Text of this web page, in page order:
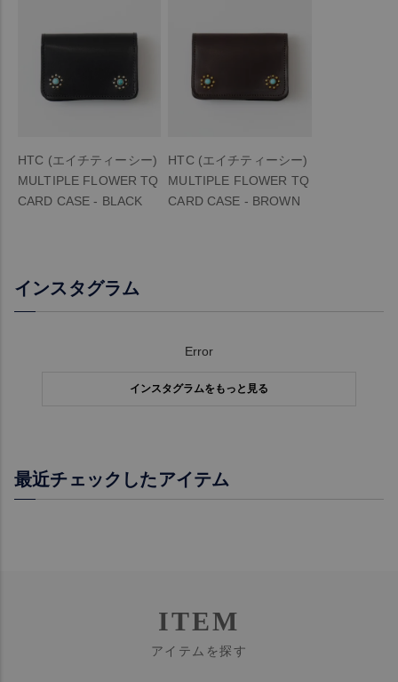
HTC (エイチティーシー)
MULTIPLE FLOWER TQ
CARD CASE - BLACK
HTC (エイチティーシー)
MULTIPLE FLOWER TQ
CARD CASE - BROWN
インスタグラム
Error
インスタグラムをもっと見る
最近チェックしたアイテム
ITEM
アイテムを探す